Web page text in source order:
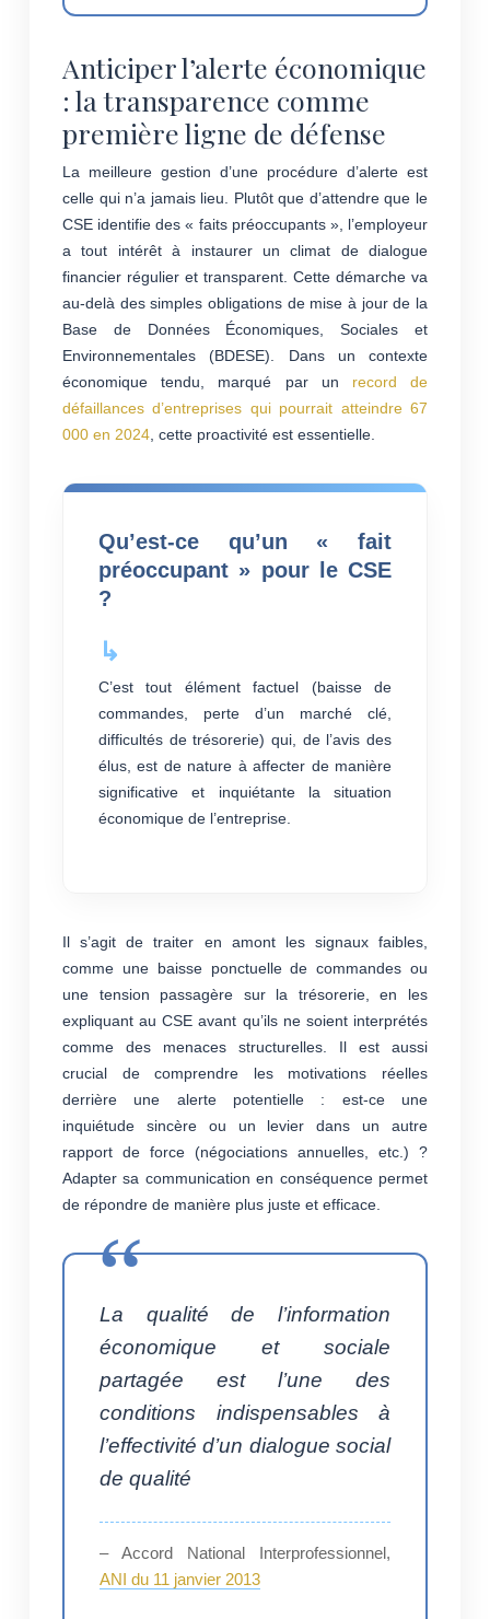
Anticiper l’alerte économique
: la transparence comme
première ligne de défense
La meilleure gestion d’une procédure d’alerte est
celle qui n’a jamais lieu. Plutôt que d’attendre que le
CSE identifie des « faits préoccupants », l’employeur
a tout intérêt à instaurer un climat de dialogue
financier régulier et transparent. Cette démarche va
au-delà des simples obligations de mise à jour de la
Base de Données Économiques, Sociales et
Environnementales (BDESE). Dans un contexte
économique tendu, marqué par un record de
défaillances d’entreprises qui pourrait atteindre 67
000 en 2024, cette proactivité est essentielle.
Qu’est-ce qu’un « fait
préoccupant » pour le CSE
?
C’est tout élément factuel (baisse de
commandes, perte d’un marché clé,
difficultés de trésorerie) qui, de l’avis des
élus, est de nature à affecter de manière
significative et inquiétante la situation
économique de l’entreprise.
Il s’agit de traiter en amont les signaux faibles,
comme une baisse ponctuelle de commandes ou
une tension passagère sur la trésorerie, en les
expliquant au CSE avant qu’ils ne soient interprétés
comme des menaces structurelles. Il est aussi
crucial de comprendre les motivations réelles
derrière une alerte potentielle : est-ce une
inquiétude sincère ou un levier dans un autre
rapport de force (négociations annuelles, etc.) ?
Adapter sa communication en conséquence permet
de répondre de manière plus juste et efficace.
La qualité de l’information
économique et sociale
partagée est l’une des
conditions indispensables à
l’effectivité d’un dialogue social
de qualité
– Accord National Interprofessionnel,
ANI du 11 janvier 2013